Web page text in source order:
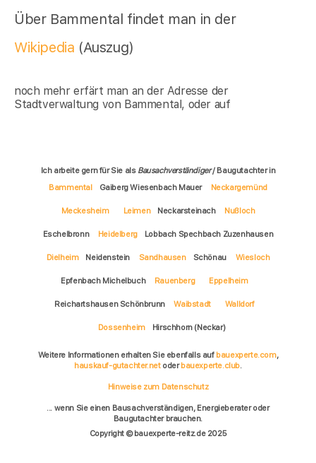
Über Bammental findet man in der
Wikipedia (Auszug)
noch mehr erfärt man an der Adresse der
Stadtverwaltung von Bammental, oder auf
Ich arbeite gern für Sie als Bausachverständiger/ Baugutachter in
Bammental
Gaiberg Wiesenbach Mauer Neckargemünd
Meckesheim Leimen Neckarsteinach Nußloch
Eschelbronn Heidelberg Lobbach Spechbach Zuzenhausen
Dielheim Neidenstein Sandhausen Schönau Wiesloch
Epfenbach Michelbuch Rauenberg Eppelheim
Reichartshausen Schönbrunn Waibstadt Walldorf
Dossenheim Hirschhorn (Neckar)
Weitere Informationen erhalten Sie ebenfalls auf bauexperte.com,
hauskauf-gutachter.netoderbauexperte.club.
Hinweise zum Datenschutz
... wenn Sie einen Bausachverständigen, Energieberater oder
Baugutachter brauchen.
Copyright © bauexperte-reitz.de 2025